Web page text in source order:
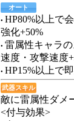
オート
HP80%以上で
強化+50%
雷属性キャラ
速度・攻撃速度
HP15%以上で
武器スキル
敵に雷属性ダメ
<付与効果>